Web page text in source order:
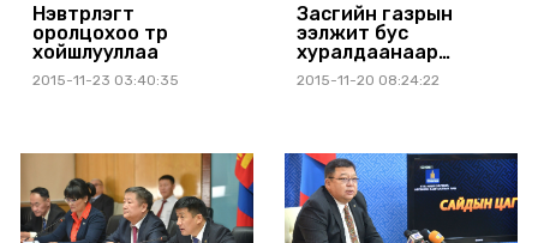
Нэвтрүүлэгт
оролцохоо түр
хойшлууллаа
2015-11-23 03:40:35
Засгийн газрын
ээлжит бус
хуралдаанаар
дараах асуудлуудыг
хэлэлцэн
2015-11-20 08:24:22